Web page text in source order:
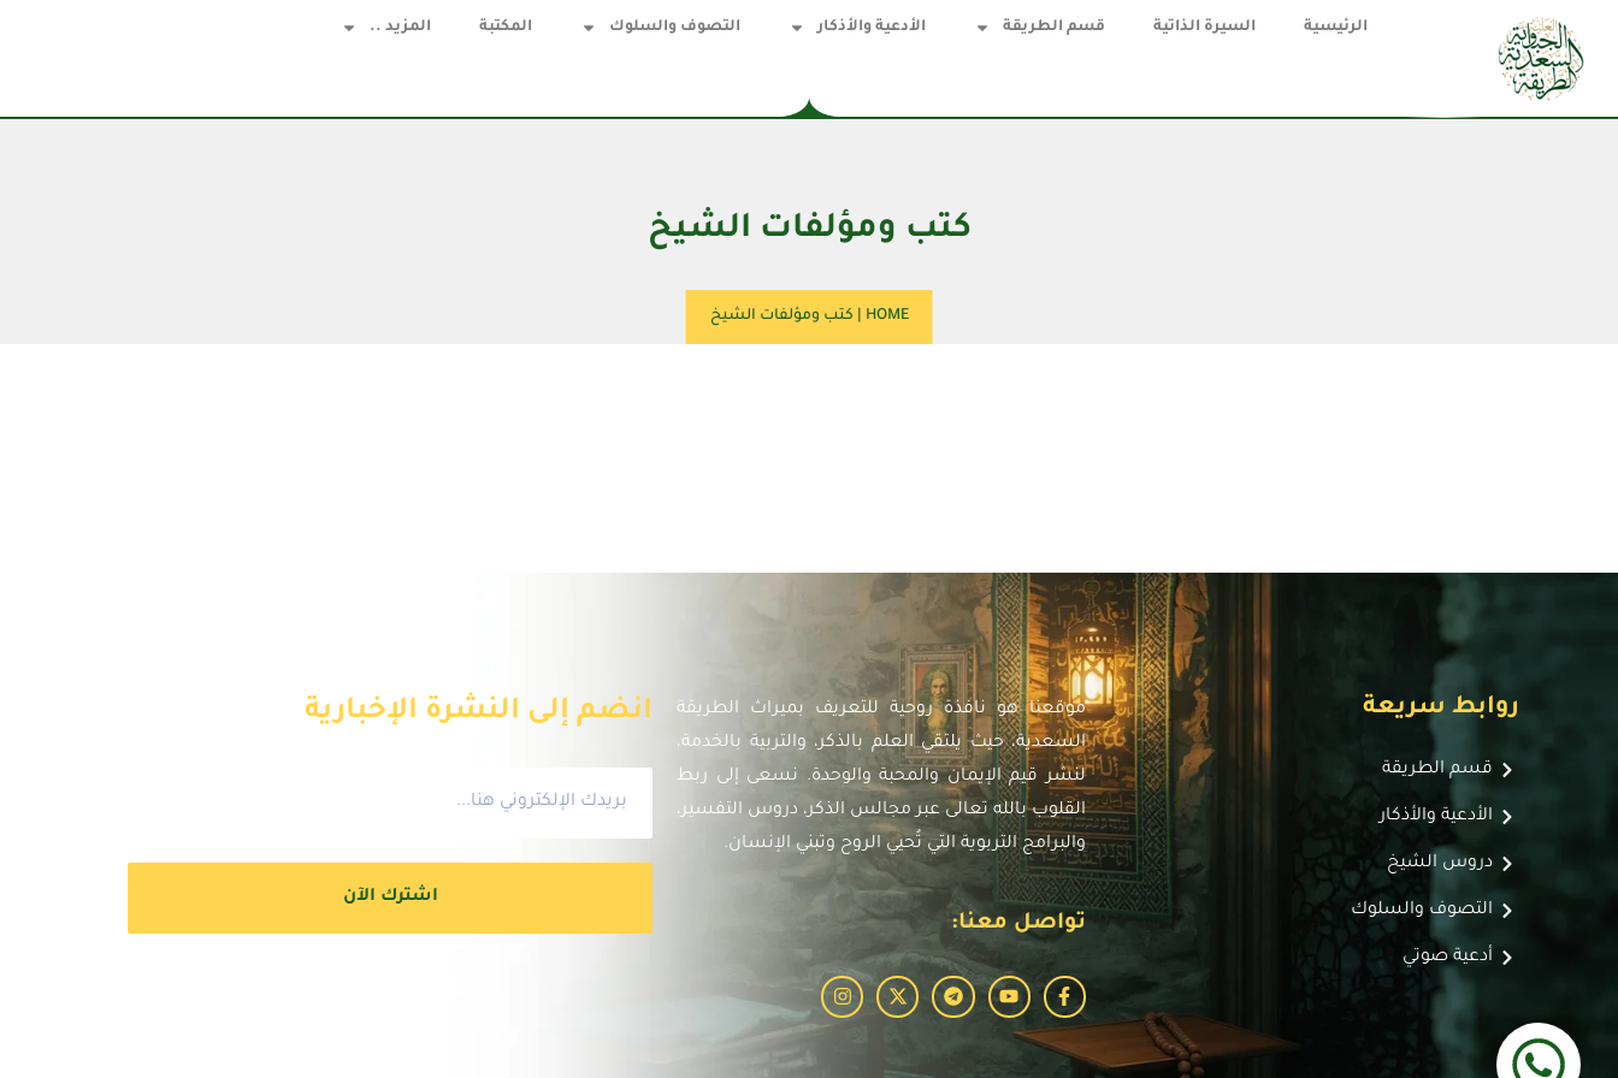
الرئيسية السيرة الذاتية قسم الطريقة الأدعية والأذكار التصوف والسلوك المكتبة المزيد ..
كتب ومؤلفات الشيخ
HOME كتب ومؤلفات الشيخ
روابط سريعة
قسم الطريقة
الأدعية والأذكار
دروس الشيخ
التصوف والسلوك
أدعية صوتي
موقعنا هو نافذة روحية للتعريف بميراث الطريقة
السعدية، حيث يلتقي العلم بالذكر، والتربية بالخدمة،
لنشر قيم الإيمان والمحبة والوحدة. نسعى إلى ربط
القلوب بالله تعالى عبر مجالس الذكر، دروس التفسير،
والبرامج التربوية التي تُحيي الروح وتبني الإنسان.
تواصل معنا:
انضم إلى النشرة الإخبارية
اشترك الآن